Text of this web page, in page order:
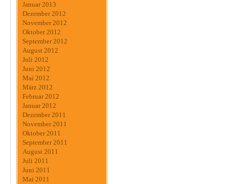
Januar 2013
Dezember 2012
November 2012
Oktober 2012
September 2012
August 2012
Juli 2012
Juni 2012
Mai 2012
März 2012
Februar 2012
Januar 2012
Dezember 2011
November 2011
Oktober 2011
September 2011
August 2011
Juli 2011
Juni 2011
Mai 2011